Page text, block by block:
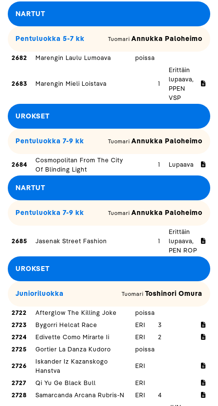
NARTUT
Pentuluokka 5-7 kk Tuomari Annukka Paloheimo
2682 Marengin Laulu Lumoava poissa
2683 Marengin Mieli Loistava 1
Erittäin
lupaava,
PPEN
VSP
UROKSET
Pentuluokka 7-9 kk Tuomari Annukka Paloheimo
2684
Cosmopolitan From The City
Of Blinding Light
1 Lupaava
NARTUT
Pentuluokka 7-9 kk Tuomari Annukka Paloheimo
2685 Jasenak Street Fashion 1
Erittäin
lupaava,
PEN ROP
UROKSET
Junioriluokka Tuomari Toshinori Omura
2722 Afterglow The Killing Joke
poissa
2723
Bygorri Helcat Race ERI
3
2724
Edivette Como Mirarte Ii ERI
2
2725
Gortier La Danza Kudoro poissa
2726
Iskander Iz Kazanskogo
Hanstva
ERI
2727 Qi Yu Ge Black Bull
ERI
2728
Samarcanda Arcana Rubris-N ERI
4